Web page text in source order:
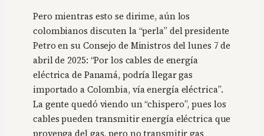
Pero mientras esto se dirime, aún los
colombianos discuten la “perla” del presidente
Petro en su Consejo de Ministros del lunes 7 de
abril de 2025: “Por los cables de energía
eléctrica de Panamá, podría llegar gas
importado a Colombia, vía energía eléctrica”.
La gente quedó viendo un “chispero”, pues los
cables pueden transmitir energía eléctrica que